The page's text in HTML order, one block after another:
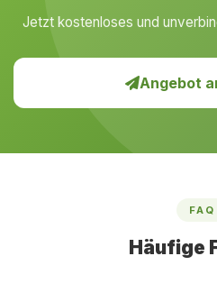
Jetzt kostenloses und
Angebot
FAQ
Häufige